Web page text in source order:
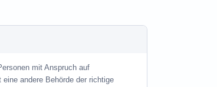
mit Anspruch auf
andere Behörde der richtige